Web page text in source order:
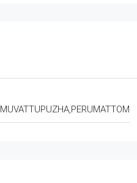
MUVATTUPUZHA,PERUMATTOM